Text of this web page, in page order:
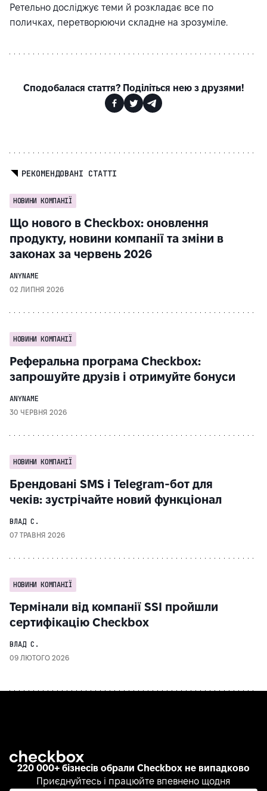
Ретельно досліджує теми й розкладає все по
поличках, перетворюючи складне на зрозуміле.
Сподобалася стаття? Поділіться нею з друзями!
РЕКОМЕНДОВАНІ СТАТТІ
НОВИНИ КОМПАНІЇ
Що нового в Checkbox: оновлення
продукту, новини компанії та зміни в
законах за червень 2026
ANYNAME
02 ЛИПНЯ 2026
НОВИНИ КОМПАНІЇ
Реферальна програма Checkbox:
запрошуйте друзів і отримуйте бонуси
ANYNAME
30 ЧЕРВНЯ 2026
НОВИНИ КОМПАНІЇ
Брендовані SMS і Telegram-бот для
чеків: зустрічайте новий функціонал
ВЛАД С.
07 ТРАВНЯ 2026
НОВИНИ КОМПАНІЇ
Термінали від компанії SSI пройшли
сертифікацію Checkbox
ВЛАД С.
09 ЛЮТОГО 2026
220 000+ бізнесів обрали Checkbox не випадково
Приєднуйтесь і працюйте впевнено щодня